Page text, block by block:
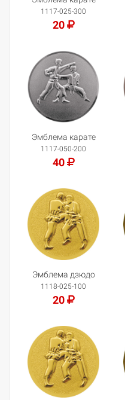
1117-025-300
20
Добавить в корзину
Эмблема карате
1117-050-200
40
Добавить в корзину
Эмблема дзюдо
1118-025-100
20
Добавить в корзину